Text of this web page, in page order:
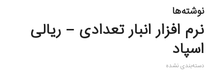
نوشته‌ها
نرم افزار انبار تعدادی – ریالی
اسپاد
دسته‌بندی نشده